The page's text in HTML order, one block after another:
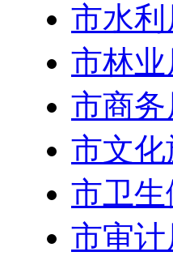
市水利
市林业
市商务
市文
市卫
市审计